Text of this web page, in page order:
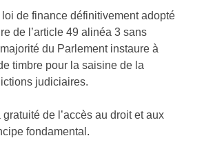
loi de finance définitivement adopté
de l’article 49 alinéa 3 sans
du Parlement instaure à
timbre pour la saisine de la
judiciaires.
de l’accès au droit et aux
fondamental.